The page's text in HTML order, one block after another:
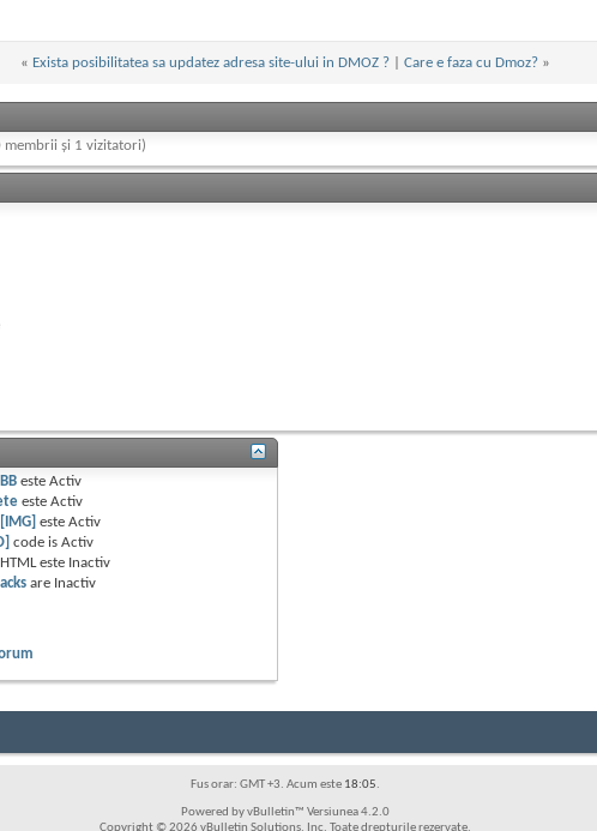
« Exista posibilitatea sa updatez adresa site-ului in DMOZ ? Care e faza cu Dmoz? »
membrii și 1 vizitatori)
esteActiv
esteActiv
[IMG] esteActiv
code isActiv
este Inactiv
are Inactiv
Fus orar: GMT +3. Acum este 18:05.
Powered by vBulletin™ Versiunea 4.2.0
Copyright © 2026 vBulletin Solutions, Inc. Toate drepturile rezervate.